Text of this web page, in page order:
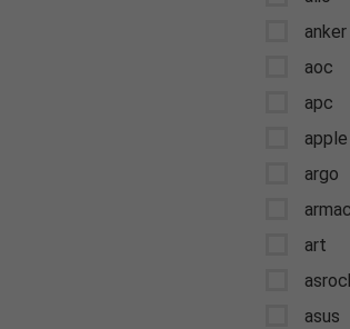
anker
aoc
apc
apple
argo
armac
art
asus